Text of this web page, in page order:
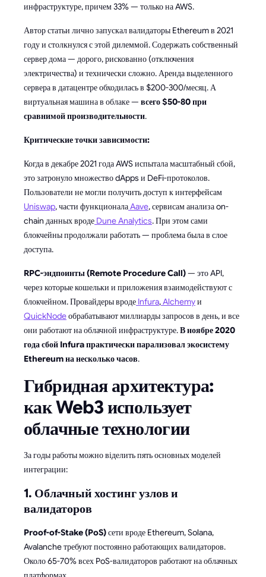
инфраструктуре, причем 33% — только на AWS.
Автор статьи лично запускал валидаторы Ethereum в 2021
году и столкнулся с этой дилеммой. Содержать собственный
сервер дома — дорого, рискованно (отключения
электричества) и технически сложно. Аренда выделенного
сервера в датацентре обходилась в $200-300/месяц. А
виртуальная машина в облаке — всего $50-80 при
сравнимой производительности.
Критические точки зависимости:
Когда в декабре 2021 года AWS испытала масштабный сбой,
это затронуло множество dApps и DeFi-протоколов.
Пользователи не могли получить доступ к интерфейсам
Uniswap, части функционалаAave, сервисам анализа on-
chain данных вроде Dune Analytics. При этом сами
блокчейны продолжали работать — проблема была в слое
доступа.
RPC-эндпоинты (Remote Procedure Call)— это API,
через которые кошельки и приложения взаимодействуют с
блокчейном. Провайдеры вроде Infura,Alchemyи
QuickNodeобрабатывают миллиарды запросов в день, и все
они работают на облачной инфраструктуре.В ноябре 2020
года сбой Infura практически парализовал экосистему
Ethereum на несколько часов.
Гибридная архитектура:
как Web3 использует
облачные технологии
За годы работы можно віделить пять основных моделей
интеграции:
1. Облачный хостинг узлов и
валидаторов
Proof-of-Stake (PoS)сети вроде Ethereum, Solana,
Avalanche требуют постоянно работающих валидаторов.
Около 65-70% всех PoS-валидаторов работают на облачных